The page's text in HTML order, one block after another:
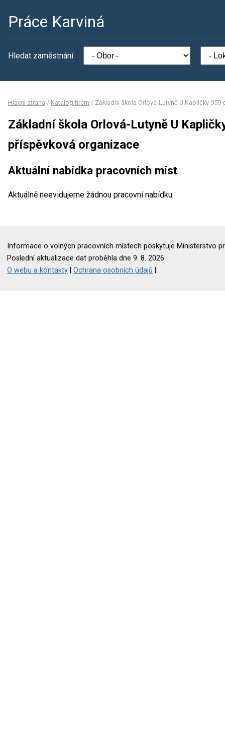
Práce Karviná
Hledat zaměstnání
Hlavní strana / Katalog firem / Základní škola Orlová-Lutyně U Kapličky
Základní škola Orlová-Lutyně U
příspěvková organizace
Aktuální nabídka pracovních míst
Aktuálně neevidujeme žádnou pracovní nabídku.
Informace o volných pracovních místech poskytuje Ministerstvo
Poslední aktualizace dat proběhla dne 9. 8. 2026.
O webu a kontakty |Ochrana osobních údajů